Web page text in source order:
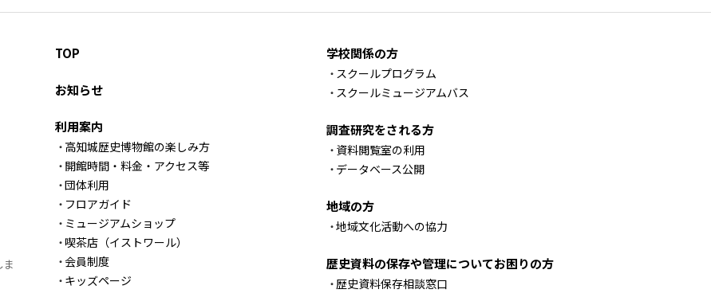
TOP
お知らせ
利用案内
高知城歴史博物館の楽しみ方
開館時間・料金・アクセス等
団体利用
フロアガイド
ミュージアムショップ
喫茶店（イストワール）
会員制度
キッズページ
学校関係の方
スクールプログラム
スクールミュージアムバス
調査研究をされる方
資料閲覧室の利用
データベース公開
地域の方
地域文化活動への協力
歴史資料の保存や管理についてお困りの方
歴史資料保存相談窓口